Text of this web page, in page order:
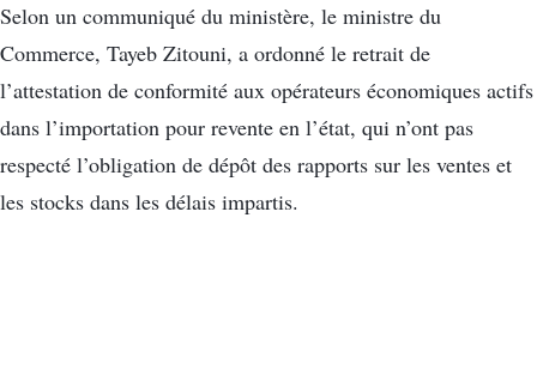
Selon un communiqué du ministère, le ministre du
Commerce, Tayeb Zitouni, a ordonné le retrait de
l’attestation de conformité aux opérateurs économiques actifs
dans l’importation pour revente en l’état, qui n’ont pas
respecté l’obligation de dépôt des rapports sur les ventes et
les stocks dans les délais impartis.